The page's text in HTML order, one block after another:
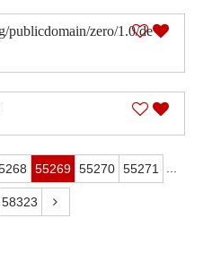
publicdomain/zero/1.0/de
55269 55270 55271
58323